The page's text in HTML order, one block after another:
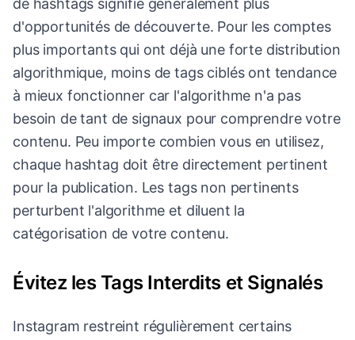
de hashtags signifie généralement plus
d'opportunités de découverte. Pour les comptes
plus importants qui ont déjà une forte distribution
algorithmique, moins de tags ciblés ont tendance
à mieux fonctionner car l'algorithme n'a pas
besoin de tant de signaux pour comprendre votre
contenu. Peu importe combien vous en utilisez,
chaque hashtag doit être directement pertinent
pour la publication. Les tags non pertinents
perturbent l'algorithme et diluent la
catégorisation de votre contenu.
Évitez les Tags Interdits et Signalés
Instagram restreint régulièrement certains